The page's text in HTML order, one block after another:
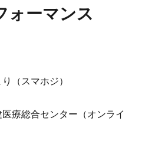
ォーマンス
（スマホジ）
療総合センター（オンライ